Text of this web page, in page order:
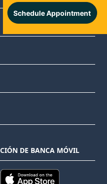
DE BANCA MÓVIL